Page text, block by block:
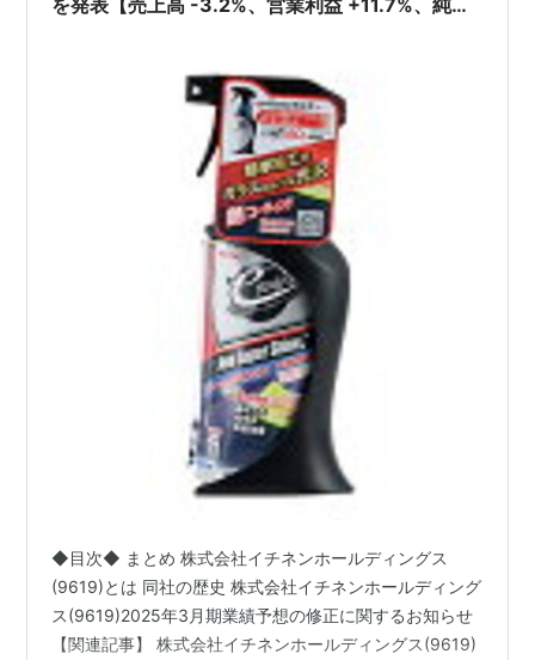
を発表【売上高 -3.2%、営業利益 +11.7%、純利
◆目次◆ まとめ 株式会社イチネンホールディングス
(9619)とは 同社の歴史 株式会社イチネンホールディング
ス(9619)2025年3月期業績予想の修正に関するお知らせ
【関連記事】 株式会社イチネンホールディングス(9619)